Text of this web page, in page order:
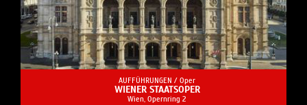
AUFFÜHRUNGEN / Oper
WIENER STAATSOPER
Wien, Opernring 2